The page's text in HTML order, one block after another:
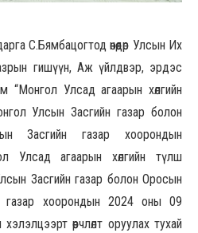
С.Бямбацогтод өнөөдөр Улсын Их
гишүүн, Аж үйлдвэр, эрдэс
“Монгол Улсад агаарын хөлгийн
Улсын Засгийн газар болон
Засгийн газар хоорондын
Улсад агаарын хөлгийн түлш
Засгийн газар болон Оросын
газар хоорондын 2024 оны 09
өөрчлөлт оруулах тухай